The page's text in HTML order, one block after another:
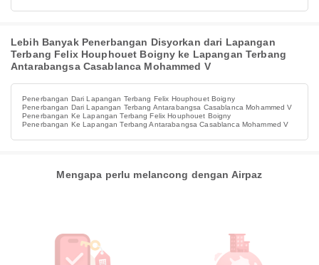
Lebih Banyak Penerbangan Disyorkan dari Lapangan
Terbang Felix Houphouet Boigny ke Lapangan Terbang
Antarabangsa Casablanca Mohammed V
Penerbangan Dari Lapangan Terbang Felix Houphouet Boigny
Penerbangan Dari Lapangan Terbang Antarabangsa Casablanca Mohammed V
Penerbangan Ke Lapangan Terbang Felix Houphouet Boigny
Penerbangan Ke Lapangan Terbang Antarabangsa Casablanca Mohammed V
Mengapa perlu melancong dengan Airpaz